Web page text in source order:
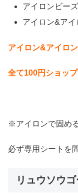
アイロンビー
アイロン&アイ
アイロン&アイロ
全て100円ショッ
※アイロンで固め
必ず専用シートを
リュウソウ